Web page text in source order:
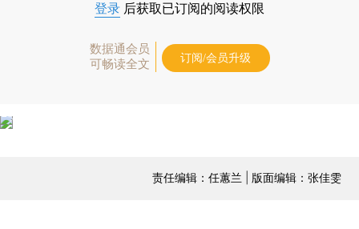
登录 后获取已订阅的阅读权限
数据通会员
可畅读全文
订阅/会员升级
责任编辑：任蕙兰 | 版面编辑：张佳雯